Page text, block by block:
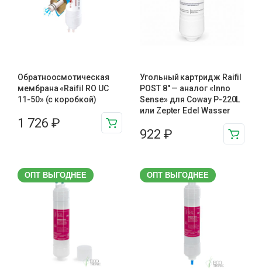
Обратноосмотическая
мембрана «Raifil RO UC
11-50» (с коробкой)
1 726 ₽
Угольный картридж Raifil
POST 8″ — аналог «Inno
Sense» для Coway P-220L
или Zepter Edel Wasser
922 ₽
ОПТ ВЫГОДНЕЕ ОПТ ВЫГОДНЕЕ